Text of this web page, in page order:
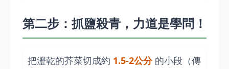
第二步：抓鹽殺青，力道是學問！
把瀝乾的芥菜切成約 1.5-2公分的小段（傳